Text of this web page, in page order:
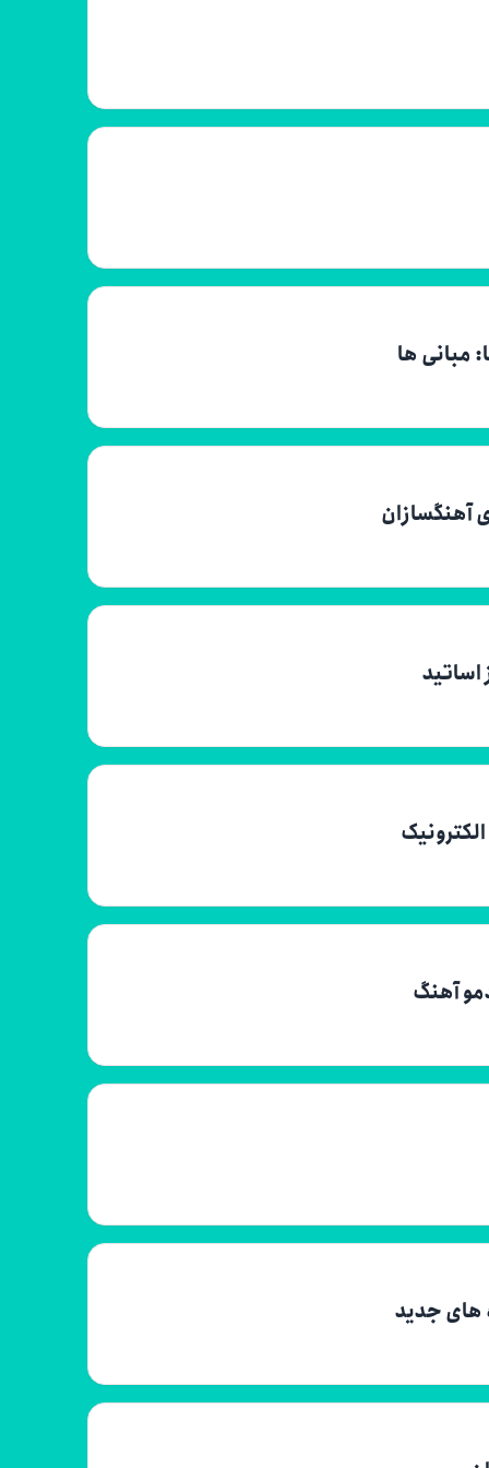
مبانی ها
آهنگسازان
اساتید
آهنگ
های جدید